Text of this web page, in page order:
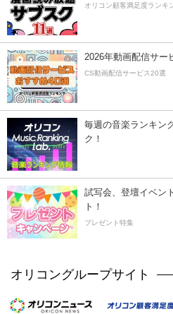
オリコン顧客満足度ランキ
2026年動画配信サー
CS動画配信サービス20選
毎週の音楽ランキン
ク！
試写会、登壇イベン
ト！
プレゼント特集
オリコングループサイト